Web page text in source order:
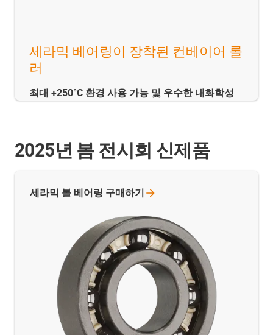
세라믹 베어링이 장착된 컨베이어 롤
러
최대 +250°C 환경 사용 가능 및 우수한 내화학성
2025년 봄 전시회 신제품
세라믹 볼 베어링 구매하기